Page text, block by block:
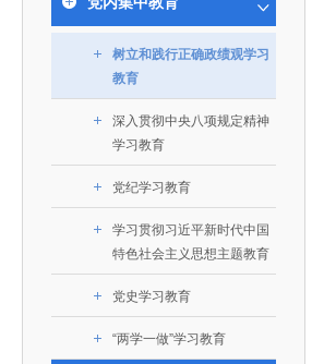
393人
资深院士名单
7人
香港院士名单
3人
台湾院士名单
信息与电子工
化工、冶金
土木、水利
工程管理学
中国工程院是中国工程科学技
性、咨询性学术机构。组织院士
究，为国家决策提供支撑服务是中
职能和中心工作之一。
党的二十大提出，完善国家科
国工程院以习近平新时代中国特色
指导，按照党中央、国务院战略部
策、适度超前”，坚持以科学咨询
持“顶天立地”，积极推进国家工程科
国家高端智库建设试点工作，为提
为深入贯彻
奖励大会、两
全国代表大会
术引领作用
院医药卫生学
行。6位院士
2026年中国工程科技论坛在京举行
7月9日，中
江西研究院（
究院”）联合
移转化中心
市、企业赴京
办产学研合作
江西省科学院
章国勇，江
出席会议。
和二十届历次全会精神，按照全国
人才工作会议有关部署要求，切实
各项职能，发挥工程教育领域国家
为一体推进教育科技人才发展，
国、科技强国、人才强国提供支撑。
一是贯彻落实习近平总书记重
和其他中央领导同志有关批示要求
策部署，充分发挥高端智库作用，
开展与工程教育（包括工、农、医
研究，为党和国家决策提出咨询意
二是加强同教育界、产业界和科
促进工程教育与经济建设紧密结合
2026年7月
工程院圆桌
举行。本届
值主办，三
100余人现
国际关系委
长（主持工
院原副院长
香港工程师学会交流团访问我院
树立和践行正确政绩观学习
教育
深入贯彻中央八项规定精神
学习教育
党纪学习教育
学习贯彻习近平新时代中国
特色社会主义思想主题教育
党史学习教育
“两学一做”学习教育